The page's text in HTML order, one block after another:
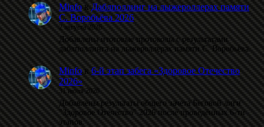
MinfoкДаблполлинг на лыжероллерах памяти
С. Воробьёва 2026
2 августа 2026
Добавлены итоговые протоколы с результатами
даблполлинга на лыжероллерах памяти С. Воробьёва.
Minfoк6-й этап забега «Здоровое Отечество
2026»
31 июля 2026
Добавлены результаты общего зачета Беговой лиги
"Здоровое Отечество" 2026 после проведённых 6-ти
этапов.